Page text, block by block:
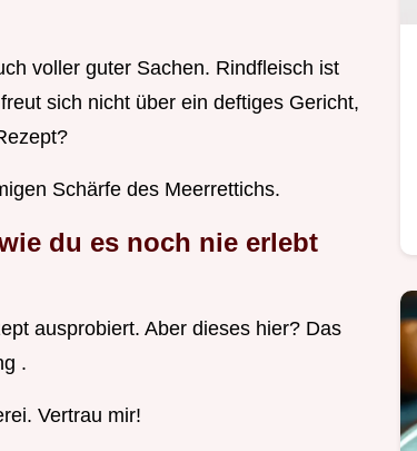
voller guter Sachen. Rindfleisch ist
sich nicht über ein deftiges Gericht,
Schärfe des Meerrettichs.
du es noch nie erlebt
ausprobiert. Aber dieses hier? Das
.
Vertrau mir!